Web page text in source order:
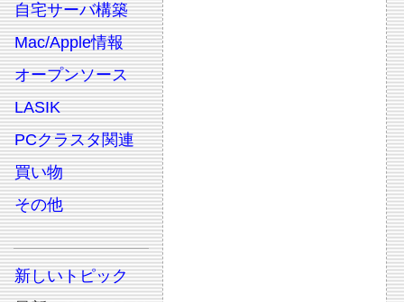
自宅サーバ構築
Mac/Apple情報
オープンソース
LASIK
PCクラスタ関連
買い物
その他
新しいトピック